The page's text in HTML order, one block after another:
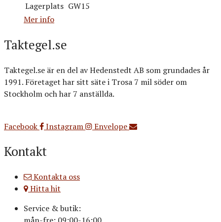
Lagerplats GW15
Mer info
Taktegel.se
Taktegel.se är en del av Hedenstedt AB som grundades år
1991. Företaget har sitt säte i Trosa 7 mil söder om
Stockholm och har 7 anställda.
Facebook
Instagram Envelope
Kontakt
Kontakta oss
Hitta hit
Service & butik: